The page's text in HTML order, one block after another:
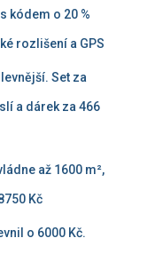
kódem o 20 %
rozlišení a GPS
Set za
a dárek za 466
až 1600 m²,
Kč
o 6000 Kč.